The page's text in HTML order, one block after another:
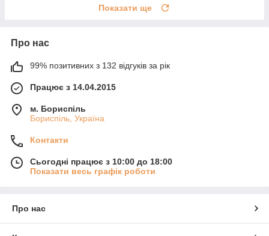
Показати ще
Про нас
99% позитивних з 132 відгуків за рік
Працює з 14.04.2015
м. Бориспіль
Бориспіль, Україна
Контакти
Сьогодні працює з 10:00 до 18:00
Показати весь графік роботи
Про нас